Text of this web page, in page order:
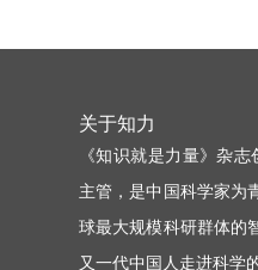
关于知力
《知识就是力量》杂
主管，是中国科学家为
球最大规模科研群体的
又一代中国人走进科学